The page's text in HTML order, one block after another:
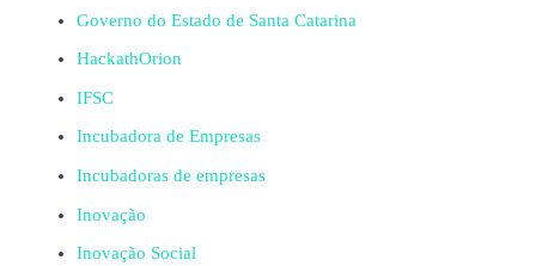
Governo do Estado de Santa Catarina
HackathOrion
IFSC
Incubadora de Empresas
Incubadoras de empresas
Inovação
Inovação Social